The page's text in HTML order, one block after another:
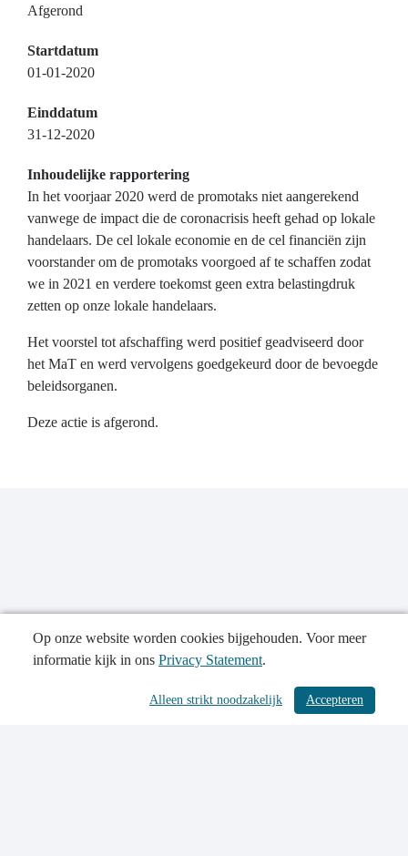
Afgerond
Startdatum
01-01-2020
Einddatum
31-12-2020
Inhoudelijke rapportering
In het voorjaar 2020 werd de promotaks niet aangerekend
vanwege de impact die de coronacrisis heeft gehad op lokale
handelaars. De cel lokale economie en de cel financiën zijn
voorstander om de promotaks voorgoed af te schaffen zodat
we in 2021 en verdere toekomst geen extra belastingdruk
zetten op onze lokale handelaars.
Het voorstel tot afschaffing werd positief geadviseerd door
het MaT en werd vervolgens goedgekeurd door de bevoegde
beleidsorganen.
Deze actie is afgerond.
/ 546
Publicatiedatum: 19-06-2024
Op onze website worden cookies bijgehouden. Voor meer
informatie kijk in ons Privacy Statement.
Accepteren
Alleen strikt noodzakelijk